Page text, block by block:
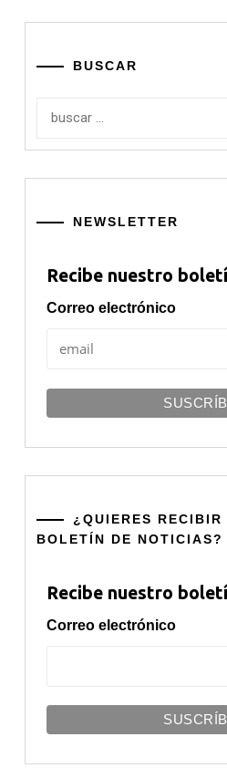
BUSCAR
NEWSLETTER
Recibe nuestro
Correo electrónico
¿QUIERES RECIBIR
BOLETÍN DE NOTICIAS?
Recibe nuestro
Correo electrónico